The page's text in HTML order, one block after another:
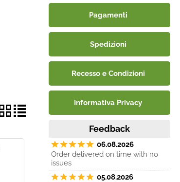
Pagamenti
Spedizioni
Recesso e Condizioni
Informativa Privacy
Feedback
06.08.2026
Order delivered on time with no
issues
05.08.2026